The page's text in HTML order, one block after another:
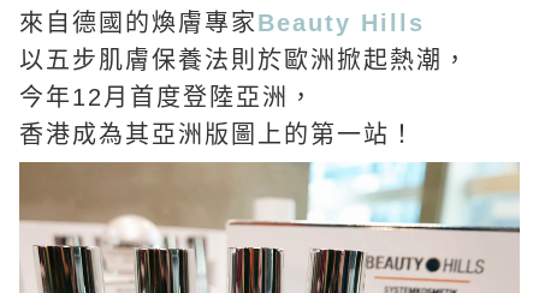
來自德國的煥膚專家Beauty Hills
以五步肌膚保養法則於歐洲掀起熱潮，
今年12月首度登陸亞洲，
香港成為其亞洲版圖上的第一站！